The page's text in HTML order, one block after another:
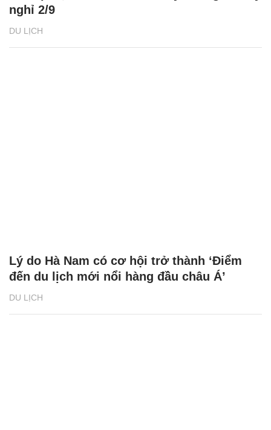
DU LỊCH
nghỉ 2/9
DU LỊCH
Lý do Hà Nam có cơ hội trở thành ‘Điểm
đến du lịch mới nổi hàng đầu châu Á’